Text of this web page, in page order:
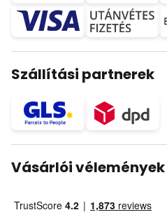
Szállítási partnerek
Vásárlói vélemények